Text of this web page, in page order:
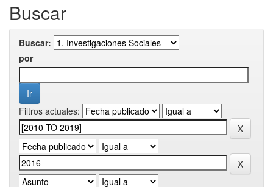
Buscar
Buscar:
por
Filtros actuales: